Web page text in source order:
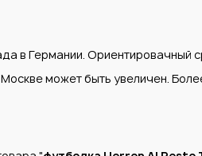
в Германии. Ориентировачный
может быть увеличен.